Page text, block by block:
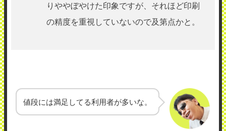
りややぼやけた印象ですが、それほど印刷
の精度を重視していないので及第点かと。
値段には満足してる利用者が多いな。